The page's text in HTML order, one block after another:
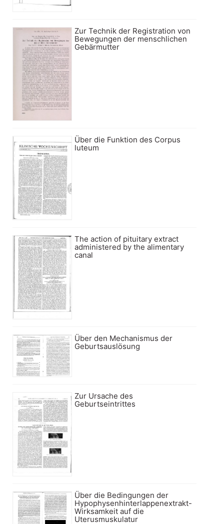
Zur Technik der Registration von
Bewegungen der menschlichen
Gebärmutter
Über die Funktion des Corpus
luteum
The action of pituitary extract
administered by the alimentary
canal
Über den Mechanismus der
Geburtsauslösung
Zur Ursache des
Geburtseintrittes
Über die Bedingungen der
Hypophysenhinterlappenextrakt-
Wirksamkeit auf die
Uterusmuskulatur